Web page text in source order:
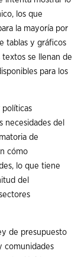
los que
la mayoría por
tablas y gráficos
se llenan de
para los
políticas
necesidades del
de
cómo
lo que tiene
del
de presupuesto
comunidades